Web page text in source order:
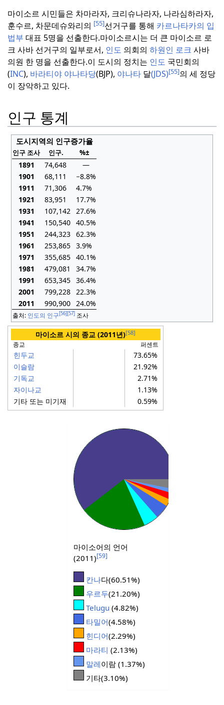
마이소르 시민들은 차마라자, 크리슈나라자, 나라심하라자,
훈수르, 차문데슈와리의 [55]선거구를 통해 카르나타카의 입
법부 대표 5명을 선출한다.마이소르시는 더 큰 마이소르 로
크 사바 선거구의 일부로서, 인도 의회의 하원인 로크 사바
의원 한 명을 선출한다.이 도시의 정치는 인도 국민회의
(INC), 바라티야 야나타당(BJP), 야나타 달(JDS)[55]의 세 정당
이 장악하고 있다.
인구 통계
도시지역의 인구증가율
인구 조사 인구. %±
1891 74,648
—
1901
68,111
−8.8%
1911
71,306
4.7%
1921
83,951
17.7%
1931
107,142
27.6%
1941
150,540
40.5%
1951
244,323
62.3%
1961
253,865
3.9%
1971
355,685
40.1%
1981
479,081
34.7%
1991
653,345
36.4%
2001
799,228
22.3%
2011
990,900 24.0%
출처: 인도의 인구[56][57] 조사
마이소르 시의 종교 (2011년)[58]
종교 퍼센트
힌두교
73.65%
이슬람
21.92%
기독교
2.71%
자이나교
1.13%
기타 또는 미기재
0.59%
마이소어의 언어
(2011)[59]
칸나다(60.51%)
우르두(21.20%)
Telugu (4.82%)
타밀어(4.58%)
힌디어(2.29%)
마라티 (2.13%)
말레이람 (1.37%)
기타(3.10%)